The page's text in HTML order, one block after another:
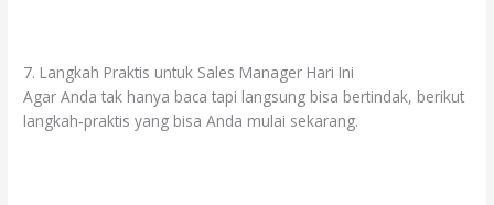
7. Langkah Praktis untuk Sales Manager Hari Ini
Agar Anda tak hanya baca tapi langsung bisa bertindak, berikut
langkah‐praktis yang bisa Anda mulai sekarang.